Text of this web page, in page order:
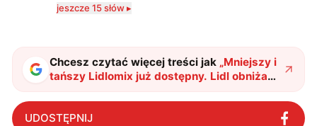
technologii a współczesną popkulturą. W wolnych
jeszcze 15 słów ▸
Chcesz czytać więcej treści jak „Mniejszy i
tańszy Lidlomix już dostępny. Lidl obniża
próg wejścia w świat robotów
kuchennych"?
UDOSTĘPNIJ